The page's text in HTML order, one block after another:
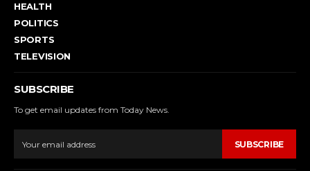
HEALTH
POLITICS
SPORTS
TELEVISION
SUBSCRIBE
To get email updates from Today News.
SUBSCRIBE